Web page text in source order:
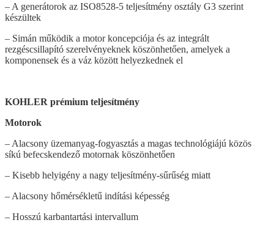
– A generátorok az ISO8528-5 teljesítmény osztály G3 szerint
készültek
– Simán működik a motor koncepciója és az integrált
rezgéscsillapító szerelvényeknek köszönhetően, amelyek a
komponensek és a váz között helyezkednek el
KOHLER prémium teljesítmény
Motorok
– Alacsony üzemanyag-fogyasztás a magas technológiájú közös
síkú befecskendező motornak köszönhetően
– Kisebb helyigény a nagy teljesítmény-sűrűség miatt
– Alacsony hőmérsékletű indítási képesség
– Hosszú karbantartási intervallum